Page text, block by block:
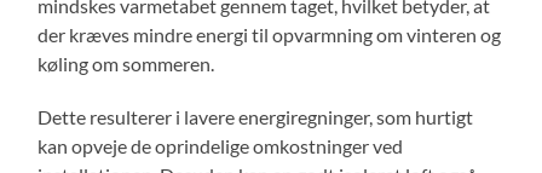
mindskes varmetabet gennem taget, hvilket betyder, at
der kræves mindre energi til opvarmning om vinteren og
køling om sommeren.
Dette resulterer i lavere energiregninger, som hurtigt
kan opveje de oprindelige omkostninger ved